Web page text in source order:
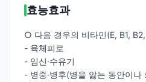
효능효과
○ 다음 경우의 비타민(E, B1,
- 육체피로
- 임신·수유기
- 병중·병후(병을 앓는 동안이나